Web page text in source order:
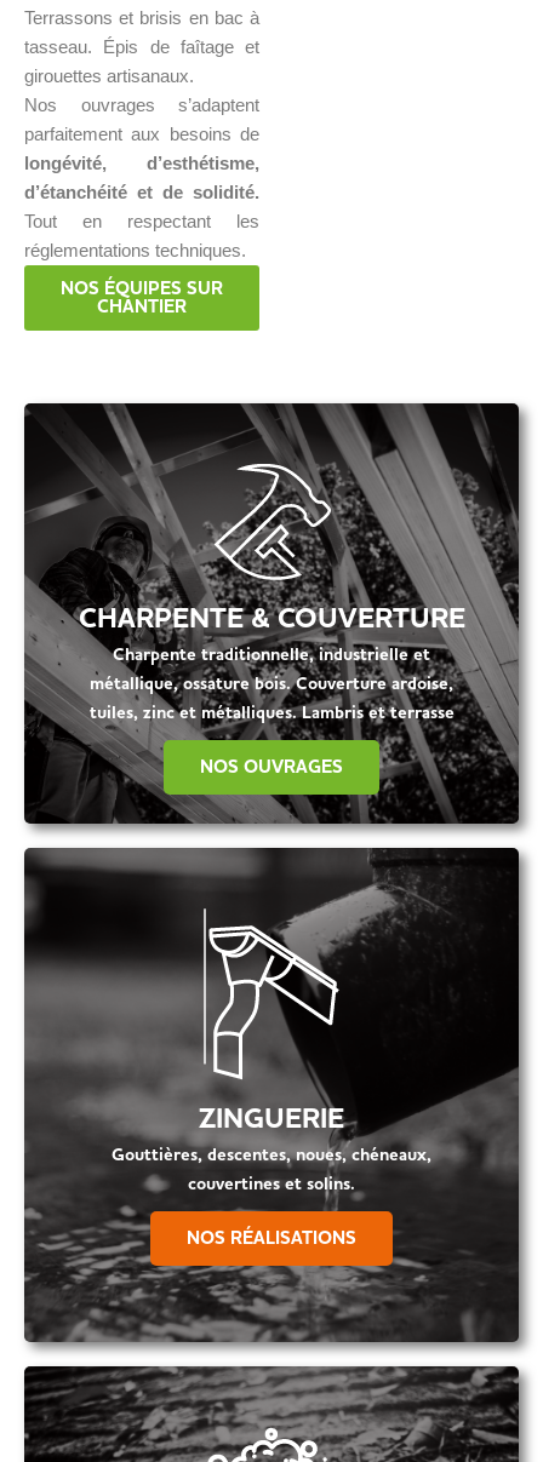
Terrassons et brisis en bac à
tasseau. Épis de faîtage et
girouettes artisanaux.
Nos ouvrages s’adaptent
parfaitement aux besoins de
longévité, d’esthétisme,
d’étanchéité et de solidité.
Tout en respectant les
réglementations techniques.
NOS ÉQUIPES SUR
CHANTIER
CHARPENTE & COUVERTURE
Charpente traditionnelle, industrielle et
métallique, ossature bois. Couverture ardoise,
tuiles, zinc et métalliques. Lambris et terrasse
NOS OUVRAGES
ZINGUERIE
Gouttières, descentes, noues, chéneaux,
couvertines et solins.
NOS RÉALISATIONS